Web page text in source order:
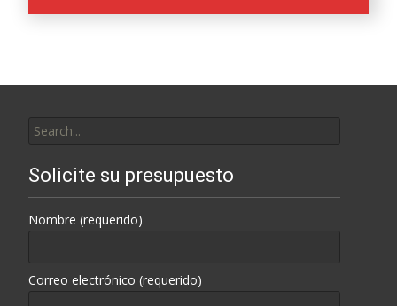
for:
Solicite su presupuesto
Nombre (requerido)
Correo electrónico (requerido)